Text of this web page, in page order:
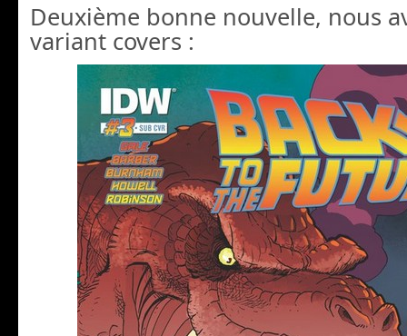
Deuxième bonne nouvelle, nous
variant covers :